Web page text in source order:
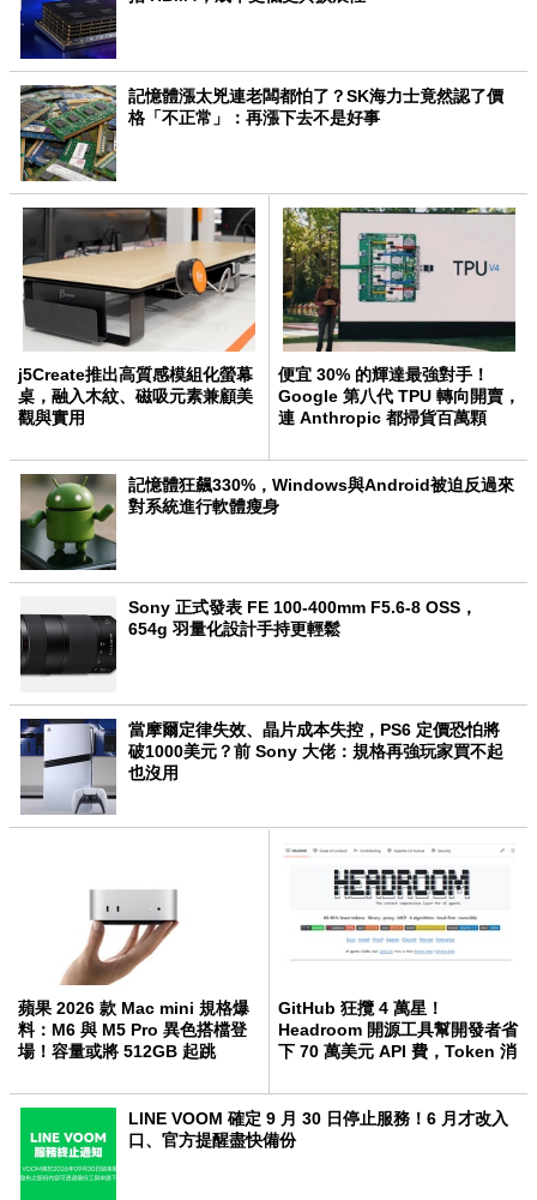
記憶體漲太兇連老闆都怕了？SK海力士竟然認了價
格「不正常」：再漲下去不是好事
j5Create推出高質感模組化螢幕
桌，融入木紋、磁吸元素兼顧美
觀與實用
便宜 30% 的輝達最強對手！
Google 第八代 TPU 轉向開賣，
連 Anthropic 都掃貨百萬顆
記憶體狂飆330%，Windows與Android被迫反過來
對系統進行軟體瘦身
Sony 正式發表 FE 100-400mm F5.6-8 OSS，
654g 羽量化設計手持更輕鬆
當摩爾定律失效、晶片成本失控，PS6 定價恐怕將
破1000美元？前 Sony 大佬：規格再強玩家買不起
也沒用
蘋果 2026 款 Mac mini 規格爆
料：M6 與 M5 Pro 異色搭檔登
場！容量或將 512GB 起跳
GitHub 狂攬 4 萬星！
Headroom 開源工具幫開發者省
下 70 萬美元 API 費，Token 消
LINE VOOM 確定 9 月 30 日停止服務！6 月才改入
口、官方提醒盡快備份